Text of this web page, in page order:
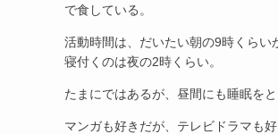
で食している。
活動時間は、だいたい朝の9時くらい
寝付くのは夜の2時くらい。
たまにではあるが、昼間にも睡眠をと
マンガも好きだが、テレビドラマも好